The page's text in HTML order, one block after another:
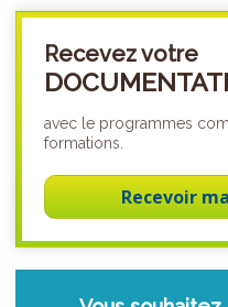
Recevez votre
avec le programmes
formations.
Recevoir